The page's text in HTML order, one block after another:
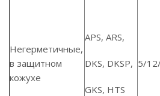
Негерметичные,
в защитном
кожухе
APS, ARS,
DKS, DKSP,
GKS, HTS
5/